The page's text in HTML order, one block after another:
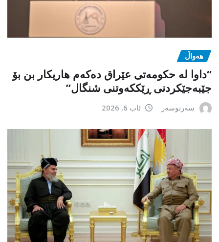
هەواڵ
“داوا لە حكومەتی عێراق دەكەم هاریكار بن بۆ
جێبەجێكردنی ڕێككەوتنی شنگال”
سەرنوسەر ئاب 6, 2026